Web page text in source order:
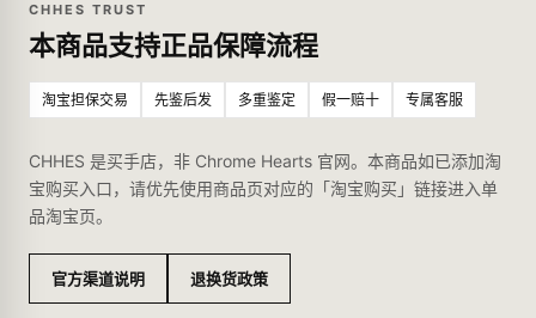
CHHES TRUST
本商品支持正品保障流程
淘宝担保交易 先鉴后发 多重鉴定 假一赔十 专属客服
CHHES 是买手店，非 Chrome Hearts 官网。本商品如已添加淘
宝购买入口，请优先使用商品页对应的「淘宝购买」链接进入单
品淘宝页。
官方渠道说明 退换货政策